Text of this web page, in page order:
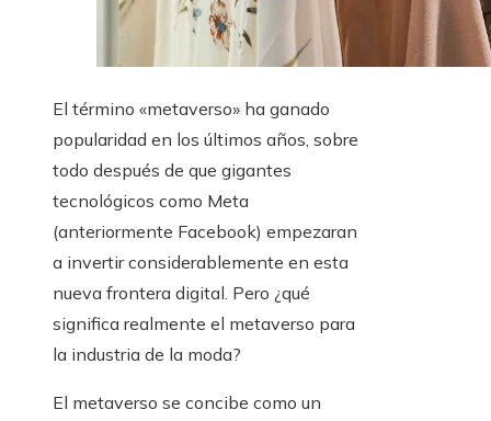
El término «metaverso» ha ganado
popularidad en los últimos años, sobre
todo después de que gigantes
tecnológicos como Meta
(anteriormente Facebook) empezaran
a invertir considerablemente en esta
nueva frontera digital. Pero ¿qué
significa realmente el metaverso para
la industria de la moda?
El metaverso se concibe como un